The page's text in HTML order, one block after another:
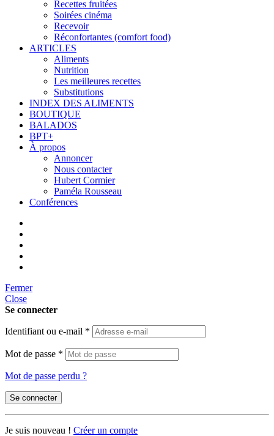
Recettes fruitées
Soirées cinéma
Recevoir
Réconfortantes (comfort food)
ARTICLES
Aliments
Nutrition
Les meilleures recettes
Substitutions
INDEX DES ALIMENTS
BOUTIQUE
BALADOS
BPT+
À propos
Annoncer
Nous contacter
Hubert Cormier
Paméla Rousseau
Conférences
Fermer
Close
Se connecter
Identifiant ou e-mail *
Mot de passe *
Mot de passe perdu ?
Se connecter
Je suis nouveau ! Créer un compte